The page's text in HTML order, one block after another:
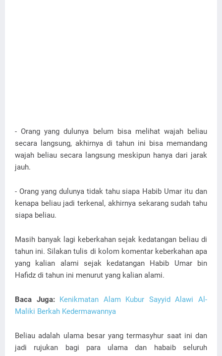
- Orang yang dulunya belum bisa melihat wajah beliau
secara langsung, akhirnya di tahun ini bisa memandang
wajah beliau secara langsung meskipun hanya dari jarak
jauh.
- Orang yang dulunya tidak tahu siapa Habib Umar itu dan
kenapa beliau jadi terkenal, akhirnya sekarang sudah tahu
siapa beliau.
Masih banyak lagi keberkahan sejak kedatangan beliau di
tahun ini. Silakan tulis di kolom komentar keberkahan apa
yang kalian alami sejak kedatangan Habib Umar bin
Hafidz di tahun ini menurut yang kalian alami.
Baca Juga: Kenikmatan Alam Kubur Sayyid Alawi Al-
Maliki Berkah Kedermawannya
Beliau adalah ulama besar yang termasyhur saat ini dan
jadi rujukan bagi para ulama dan habaib seluruh